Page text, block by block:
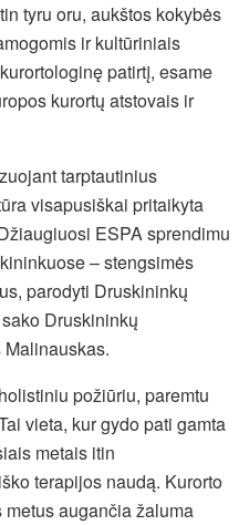
tyru oru, aukštos kokybės
ir kultūriniais
patirtį, esame
kurortų atstovais ir
tarptautinius
visapusiškai pritaikyta
ESPA sprendimu
– stengsimės
parodyti Druskininkų
Druskininkų
požiūriu, paremtu
vieta, kur gydo pati gamta
metais itin
terapijos naudą. Kurorto
augančia žaluma